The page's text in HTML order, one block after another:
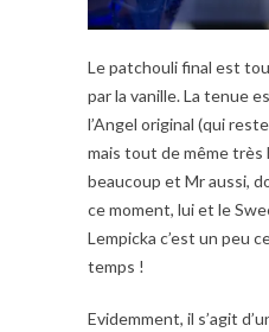
Le patchouli final est
par la vanille. La tenue
l’Angel original (qui
mais tout de même très
beaucoup et Mr aussi,
ce moment, lui et le
Lempicka c’est un peu
temps !
Evidemment, il s’agit